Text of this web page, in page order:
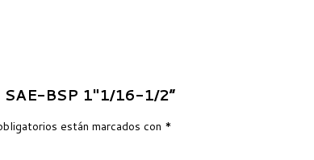
BSP 1″1/16-1/2”
están marcados con *